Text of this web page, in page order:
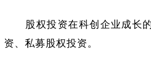
股权投资在科创企业成长
资、私募股权投资。